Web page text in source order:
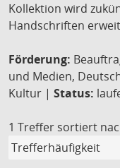
Kollektion wird
Handschriften
Förderung:
und Medien,
Kultur | Status:
1 Treffer sortiert